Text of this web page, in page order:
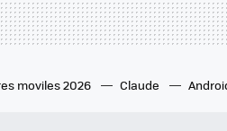
moviles 2026 Claude